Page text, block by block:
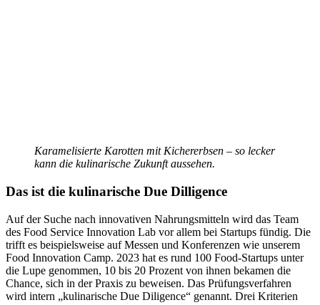
Karamelisierte Karotten mit Kichererbsen – so lecker
kann die kulinarische Zukunft aussehen.
Das ist die kulinarische Due Dilligence
Auf der Suche nach innovativen Nahrungsmitteln wird das Team
des Food Service Innovation Lab vor allem bei Startups fündig. Die
trifft es beispielsweise auf Messen und Konferenzen wie unserem
Food Innovation Camp. 2023 hat es rund 100 Food-Startups unter
die Lupe genommen, 10 bis 20 Prozent von ihnen bekamen die
Chance, sich in der Praxis zu beweisen. Das Prüfungsverfahren
wird intern „kulinarische Due Diligence“ genannt. Drei Kriterien